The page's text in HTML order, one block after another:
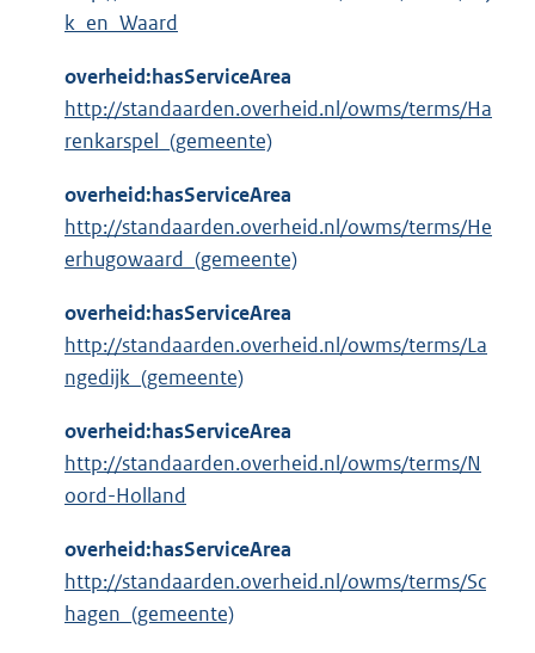
k_en_Waard
overheid:hasServiceArea
http://standaarden.overheid.nl/owms/terms/Ha
renkarspel_(gemeente)
overheid:hasServiceArea
http://standaarden.overheid.nl/owms/terms/He
erhugowaard_(gemeente)
overheid:hasServiceArea
http://standaarden.overheid.nl/owms/terms/La
ngedijk_(gemeente)
overheid:hasServiceArea
http://standaarden.overheid.nl/owms/terms/N
oord-Holland
overheid:hasServiceArea
http://standaarden.overheid.nl/owms/terms/Sc
hagen_(gemeente)